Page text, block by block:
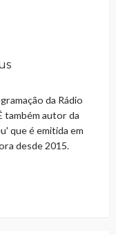
da Rádio
também autor da
que é emitida em
desde 2015.